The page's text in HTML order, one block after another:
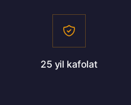
25 yil kafolat